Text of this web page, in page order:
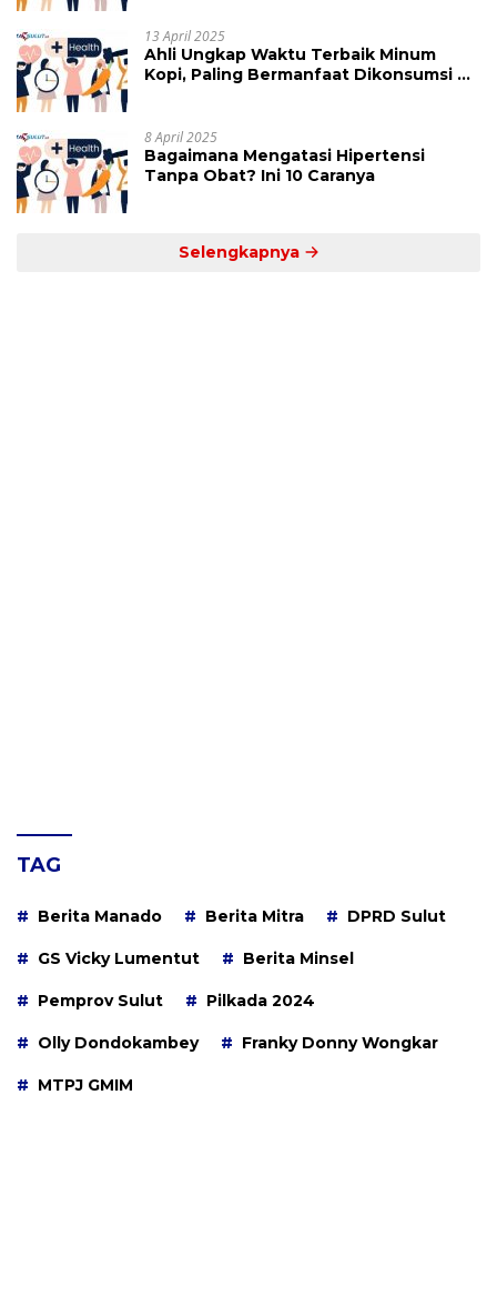
13 April 2025
Ahli Ungkap Waktu Terbaik Minum
Kopi, Paling Bermanfaat Dikonsumsi di
8 April 2025
Bagaimana Mengatasi Hipertensi
Tanpa Obat? Ini 10 Caranya
Selengkapnya
TAG
Berita Manado Berita Mitra DPRD Sulut
GS Vicky Lumentut Berita Minsel
Pemprov Sulut Pilkada 2024
Olly Dondokambey Franky Donny Wongkar
MTPJ GMIM